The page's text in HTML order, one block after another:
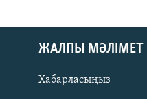
ЖАЛПЫ МӘЛІМЕТ
Хабарласыңыз